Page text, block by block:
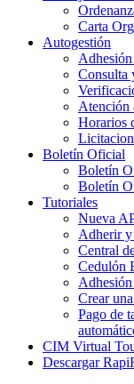
Carta
Autogestión
Consulta
Atención
Horarios
Boletín Oficial
Boletín
Boletín
Tutoriales
Nueva
Adherir y
Central
Cedulón
Crear
Pago de
CIM Virtual
Descargar